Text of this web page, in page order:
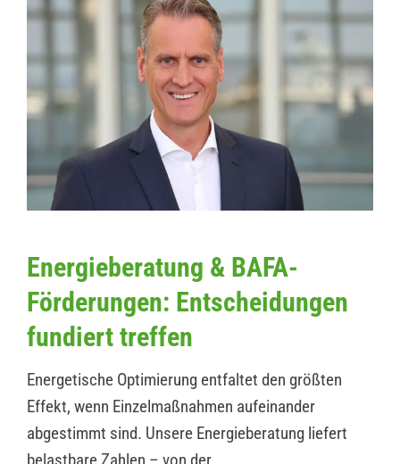
Energieberatung & BAFA-
Förderungen: Entscheidungen
fundiert treffen
Energetische Optimierung entfaltet den größten
Effekt, wenn Einzelmaßnahmen aufeinander
abgestimmt sind. Unsere Energieberatung liefert